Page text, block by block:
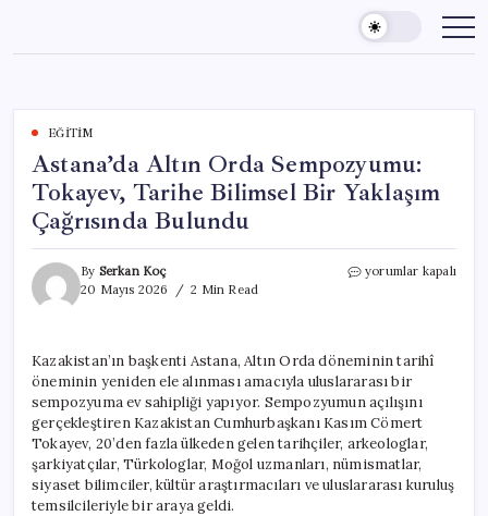
content
EĞITIM
Astana’da Altın Orda Sempozyumu:
Tokayev, Tarihe Bilimsel Bir Yaklaşım
Çağrısında Bulundu
By Serkan Koç
20 Mayıs 2026
2 Min Read
Astana’da
Tarihe
Bilimsel
Bir
Yaklaşım
Çağrısında
Bulundu
için
yorumlar kapalı
Kazakistan’ın başkenti Astana, Altın Orda döneminin tarihî
öneminin yeniden ele alınması amacıyla uluslararası bir
sempozyuma ev sahipliği yapıyor. Sempozyumun açılışını
gerçekleştiren Kazakistan Cumhurbaşkanı Kasım Cömert
Tokayev, 20’den fazla ülkeden gelen tarihçiler, arkeologlar,
şarkiyatçılar, Türkologlar, Moğol uzmanları, nümismatlar,
siyaset bilimciler, kültür araştırmacıları ve uluslararası kuruluş
temsilcileriyle bir araya geldi.